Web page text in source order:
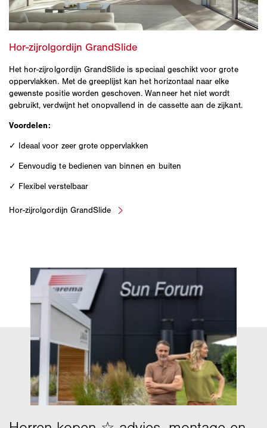
Het hor-zijrolgordijn GrandSlide is speciaal geschikt voor grote
oppervlakken. Met de greeplijst kan het horizontaal naar elke
gewenste positie worden geschoven. Wanneer het niet wordt
gebruikt, verdwijnt het onopvallend in de cassette aan de zijkant.
Voordelen:
✓ Ideaal voor zeer grote oppervlakken
✓ Eenvoudig te bedienen van binnen en buiten
✓ Flexibel verstelbaar